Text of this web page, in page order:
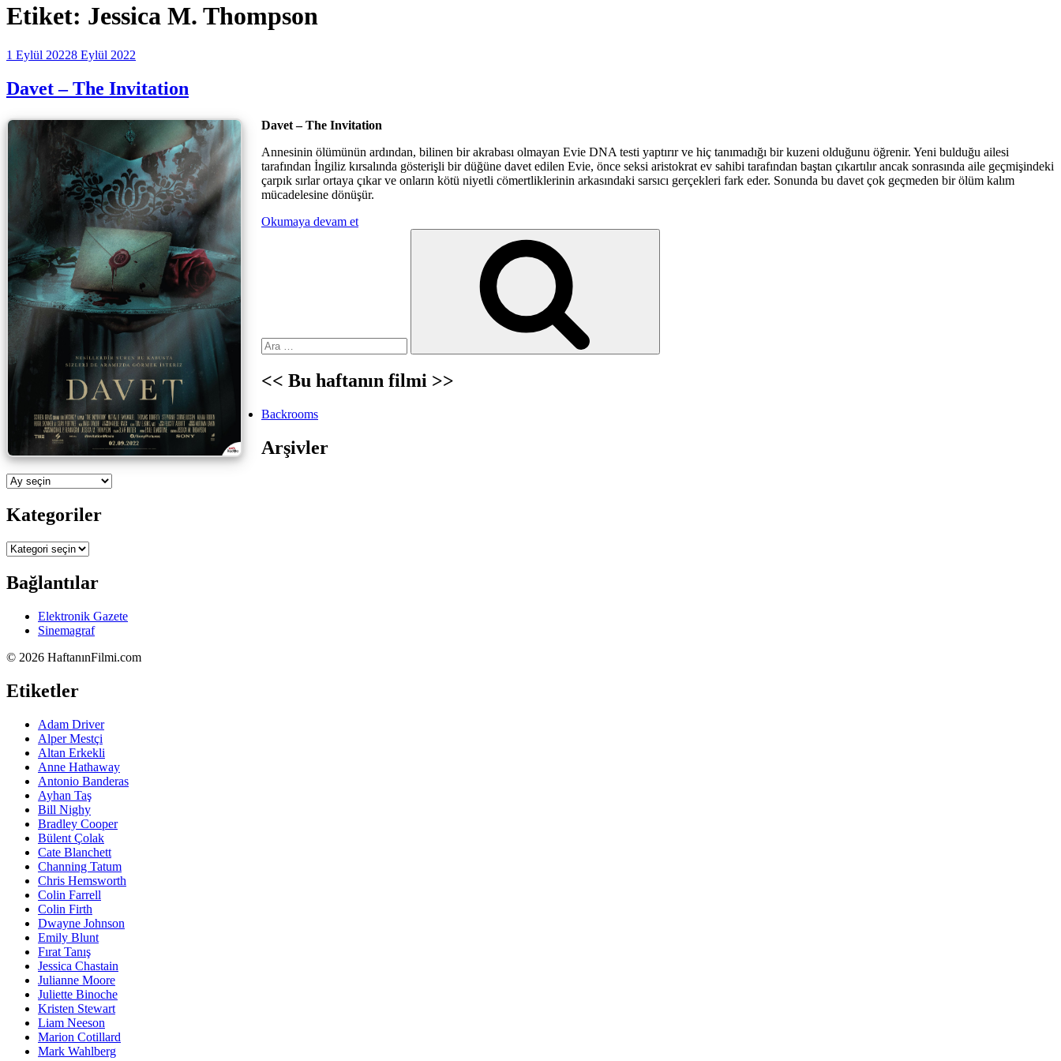
Etiket: Jessica M. Thompson
Yayım
1 Eylül 20228 Eylül 2022
Davet – The Invitation
Davet – The Invitation
Annesinin ölümünün ardından, bilinen bir akrabası olmayan Evie DNA testi yaptırır ve hiç tanımadığı bir kuzeni olduğunu öğrenir. Yeni bulduğu ailesi
tarafından İngiliz kırsalında gösterişli bir düğüne davet edilen Evie, önce seksi aristokrat ev sahibi tarafından baştan çıkartılır ancak sonrasında aile geçmişindeki
çarpık sırlar ortaya çıkar ve onların kötü niyetli cömertliklerinin arkasındaki sarsıcı gerçekleri fark eder. Sonunda bu davet çok geçmeden bir ölüm kalım
mücadelesine dönüşür.
Okumaya devam et“Davet
<< Bu haftanın filmi >>
Backrooms
Arşivler
Arşivler
Kategoriler
Kategoriler
Bağlantılar
Elektronik Gazete
Sinemagraf
© 2026 HaftanınFilmi.com
Etiketler
Adam Driver
Alper Mestçi
Altan Erkekli
Anne Hathaway
Antonio Banderas
Ayhan Taş
Bill Nighy
Bradley Cooper
Bülent Çolak
Cate Blanchett
Channing Tatum
Chris Hemsworth
Colin Farrell
Colin Firth
Dwayne Johnson
Emily Blunt
Fırat Tanış
Jessica Chastain
Julianne Moore
Juliette Binoche
Kristen Stewart
Liam Neeson
Marion Cotillard
Mark Wahlberg